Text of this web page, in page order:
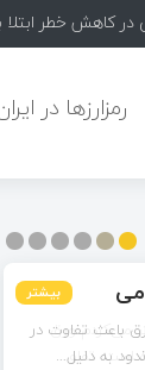
رمزارزها در
بیشتر
بیشتر
می‌کردم ورق
است. تفاو...
بیشتر
بیشتر
بیشتر
بیشتر